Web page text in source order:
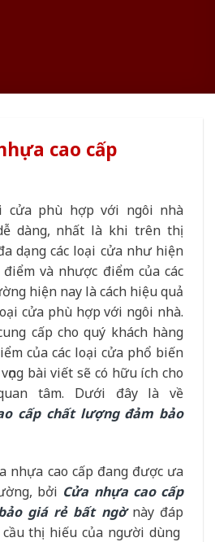
cao cấp
cửa phù hợp với ngôi nhà
dàng, nhất là khi trên thị
dạng các loại cửa như hiện
và nhược điểm của các
hiện nay là cách hiệu quả
cửa phù hợp với ngôi nhà.
cấp cho quý khách hàng
của các loại cửa phổ biến
bài viết sẽ có hữu ích cho
tâm. Dưới đây là về
cấp chất lượng đảm bảo
nhựa cao cấp đang được ưa
bởi Cửa nhựa cao cấp
giá rẻ bất ngờnày đáp
thị hiếu của người dùng